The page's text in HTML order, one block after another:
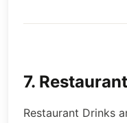
7.
Restaurant Drinks